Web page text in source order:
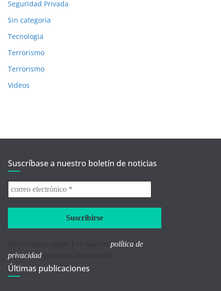
Seguridad Privada
Sin categoría
Tecnologia
Terrorismo
Terrorismo
Videos
Suscríbase a nuestro boletín de noticias
política de
privacidad
Últimas publicaciones